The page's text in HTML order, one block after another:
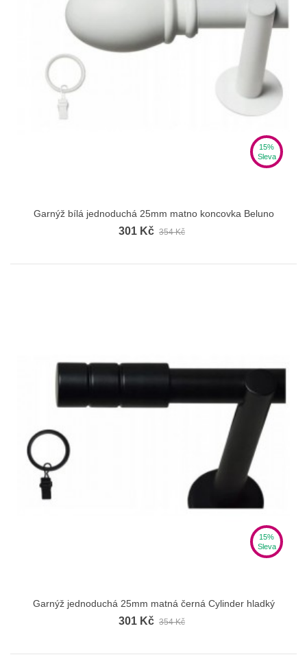
15%
Sleva
Garnýž bílá jednoduchá 25mm matno koncovka Beluno
301 Kč 354 Kč
15%
Sleva
Garnýž jednoduchá 25mm matná černá Cylinder hladký
301 Kč 354 Kč